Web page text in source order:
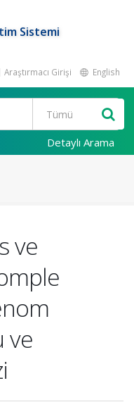
Sistemi
Araştırmacı Girişi English
Detaylı Arama
ve
ve